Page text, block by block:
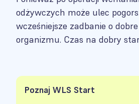
odżywczych może ulec
wcześniejsze zadbanie o
organizmu. Czas na dobry
Poznaj WLS Start